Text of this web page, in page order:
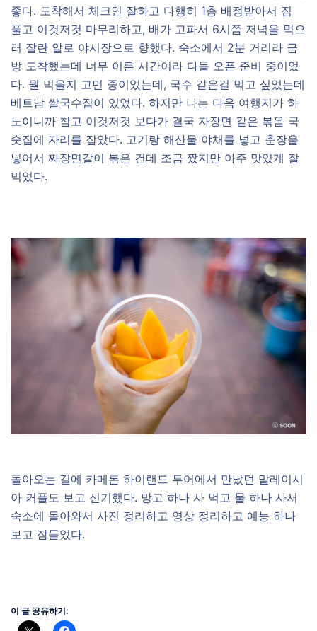
좋다. 도착해서 체크인 잘하고 다행히 1층 배정받아서 짐
풀고 이것저것 마무리하고, 배가 고파서 6시쯤 저녁을 먹으
러 잘란 알로 야시장으로 향했다. 숙소에서 2분 거리라 금
방 도착했는데 너무 이른 시간이라 다들 오픈 준비 중이었
다. 뭘 먹을지 고민 중이었는데, 국수 같은걸 먹고 싶었는데
베트남 쌀국수집이 있었다. 하지만 나는 다음 여행지가 하
노이니까 참고 이것저것 보다가 결국 자장면 같은 볶음 국
숫집에 자리를 잡았다. 고기랑 해산물 야채를 넣고 춘장을
넣어서 짜장면같이 볶은 건데 조금 짰지만 아주 맛있게 잘
먹었다.
돌아오는 길에 카메론 하이랜드 투어에서 만났던 말레이시
아 커플도 보고 신기했다. 망고 하나 사 먹고 물 하나 사서
숙소에 돌아와서 사진 정리하고 영상 정리하고 예능 하나
보고 잠들었다.
이 글 공유하기: